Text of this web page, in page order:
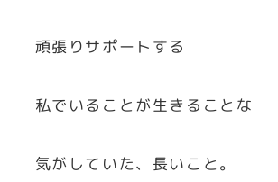
頑張りサポートする
私でいることが生きることな
気がしていた、長いこと。